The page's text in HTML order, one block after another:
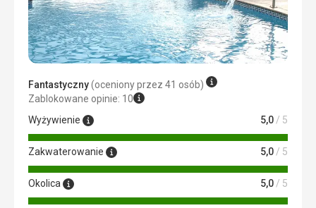
Fantastyczny(oceniony przez 41 osób)
Zablokowane opinie: 10
Wyżywienie
5,0 / 5
Zakwaterowanie 5,0 / 5
Okolica 5,0 / 5